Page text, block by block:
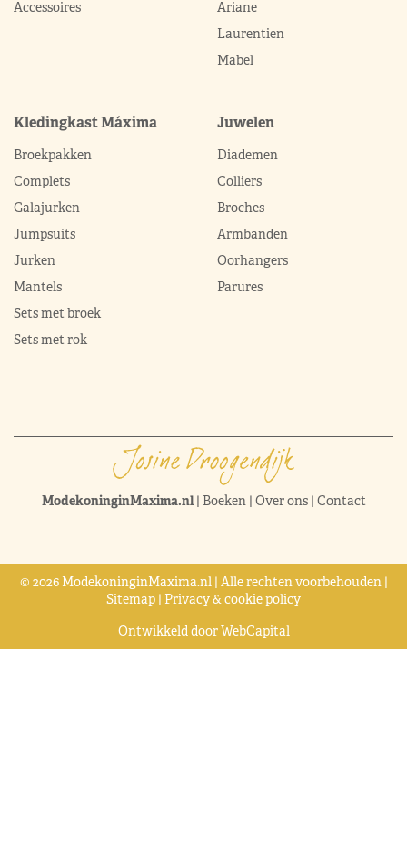
Accessoires
Ariane
Laurentien
Mabel
Kledingkast Máxima
Broekpakken
Complets
Galajurken
Jumpsuits
Jurken
Mantels
Sets met broek
Sets met rok
Juwelen
Diademen
Colliers
Broches
Armbanden
Oorhangers
Parures
ModekoninginMaxima.nl| Boeken| Over ons| Contact
© 2026 ModekoninginMaxima.nl | Alle rechten voorbehouden |
Sitemap | Privacy & cookie policy
Ontwikkeld doorWebCapital